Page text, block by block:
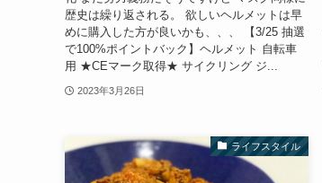
歴史は繰り返される。 欲しいヘルメットは早
めに購入した方が良いかも、、、 【3/25 抽選
で100%ポイントバック】ヘルメット 自転車
用 ★CEマーク取得★ サイクリング ジ...
2023年3月26日
ライフスタイル